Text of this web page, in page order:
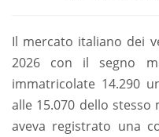
Il mercato italiano dei
2026 con il segno
immatricolate 14.290
alle 15.070 dello stesso
aveva registrato una